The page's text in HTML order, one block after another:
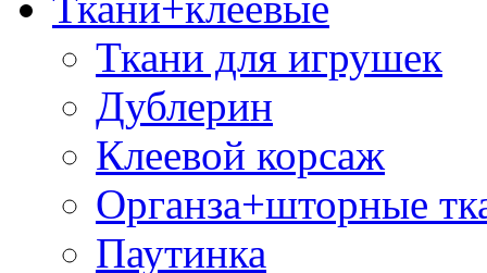
Ткани для игрушек
Дублерин
Клеевой корсаж
Органза+шторные
Паутинка